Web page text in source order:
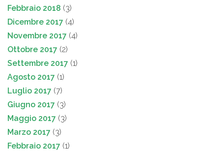
Febbraio 2018 (3)
Dicembre 2017 (4)
Novembre 2017 (4)
Ottobre 2017 (2)
Settembre 2017 (1)
Agosto 2017 (1)
Luglio 2017 (7)
Giugno 2017 (3)
Maggio 2017 (3)
Marzo 2017 (3)
Febbraio 2017 (1)